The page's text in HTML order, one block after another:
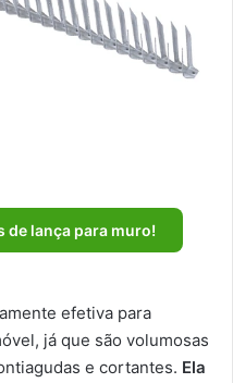
lança para muro!
efetiva para
já que são volumosas
e cortantes. Ela